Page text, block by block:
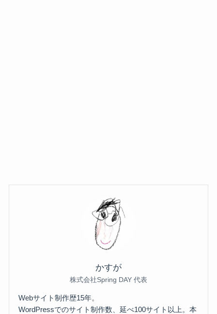
かすが
株式会社Spring DAY 代表
Webサイト制作歴15年。
WordPressでのサイト制作数、延べ100サイト以上。本